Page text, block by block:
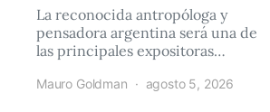
La reconocida antropóloga y
pensadora argentina será una de
las principales expositoras…
Mauro Goldman agosto 5, 2026